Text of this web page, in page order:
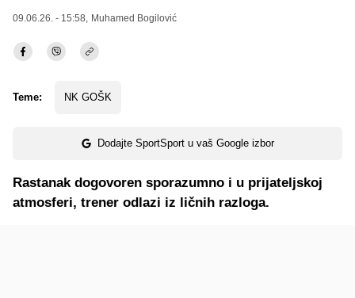
09.06.26. - 15:58, Muhamed Bogilović
Teme: NK GOŠK
Dodajte SportSport u vaš Google izbor
Rastanak dogovoren sporazumno i u prijateljskoj
atmosferi, trener odlazi iz ličnih razloga.